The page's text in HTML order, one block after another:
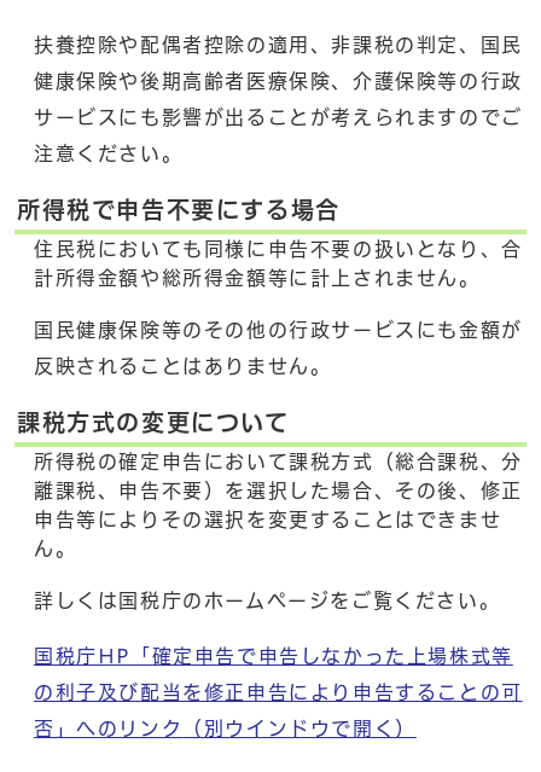
扶養控除や配偶者控除の適用、非課税の判定、国民
健康保険や後期高齢者医療保険、介護保険等の行政
サービスにも影響が出ることが考えられますのでご
注意ください。
所得税で申告不要にする場合
住民税においても同様に申告不要の扱いとなり、合
計所得金額や総所得金額等に計上されません。
国民健康保険等のその他の行政サービスにも金額が
反映されることはありません。
課税方式の変更について
所得税の確定申告において課税方式（総合課税、分
離課税、申告不要）を選択した場合、その後、修正
申告等によりその選択を変更することはできませ
ん。
詳しくは国税庁のホームページをご覧ください。
国税庁HP「確定申告で申告しなかった上場株式等
の利子及び配当を修正申告により申告することの可
否」へのリンク
（別ウインドウで開く）